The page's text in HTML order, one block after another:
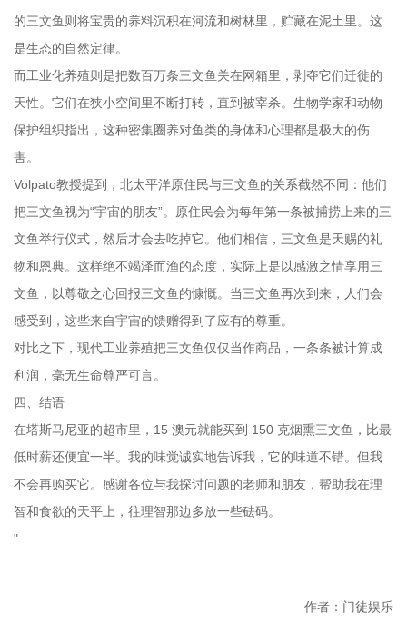
的三文鱼则将宝贵的养料沉积在河流和树林里，贮藏在泥土里。这
是生态的自然定律。
而工业化养殖则是把数百万条三文鱼关在网箱里，剥夺它们迁徙的
天性。它们在狭小空间里不断打转，直到被宰杀。生物学家和动物
保护组织指出，这种密集圈养对鱼类的身体和心理都是极大的伤
害。
Volpato教授提到，北太平洋原住民与三文鱼的关系截然不同：他们
把三文鱼视为“宇宙的朋友”。原住民会为每年第一条被捕捞上来的三
文鱼举行仪式，然后才会去吃掉它。他们相信，三文鱼是天赐的礼
物和恩典。这样绝不竭泽而渔的态度，实际上是以感激之情享用三
文鱼，以尊敬之心回报三文鱼的慷慨。当三文鱼再次到来，人们会
感受到，这些来自宇宙的馈赠得到了应有的尊重。
对比之下，现代工业养殖把三文鱼仅仅当作商品，一条条被计算成
利润，毫无生命尊严可言。
四、结语
在塔斯马尼亚的超市里，15 澳元就能买到 150 克烟熏三文鱼，比最
低时薪还便宜一半。我的味觉诚实地告诉我，它的味道不错。但我
不会再购买它。感谢各位与我探讨问题的老师和朋友，帮助我在理
智和食欲的天平上，往理智那边多放一些砝码。
"
作者：门徒娱乐